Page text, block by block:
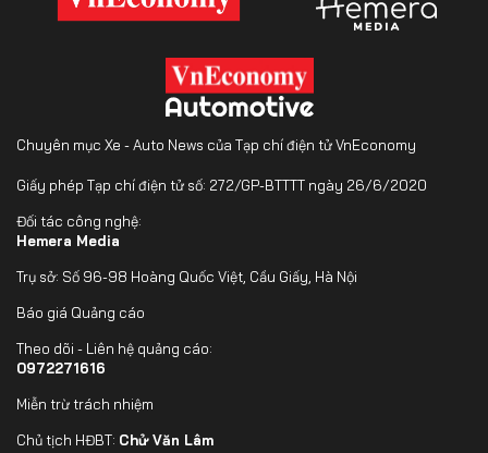
Chuyên mục Xe - Auto News của Tạp chí điện tử VnEconomy
Giấy phép Tạp chí điện tử số: 272/GP-BTTTT ngày 26/6/2020
Đối tác công nghệ:
Hemera Media
Trụ sở: Số 96-98 Hoàng Quốc Việt, Cầu Giấy, Hà Nội
Báo giá Quảng cáo
Theo dõi - Liên hệ quảng cáo:
0972271616
Miễn trừ trách nhiệm
Chủ tịch HĐBT: Chử Văn Lâm